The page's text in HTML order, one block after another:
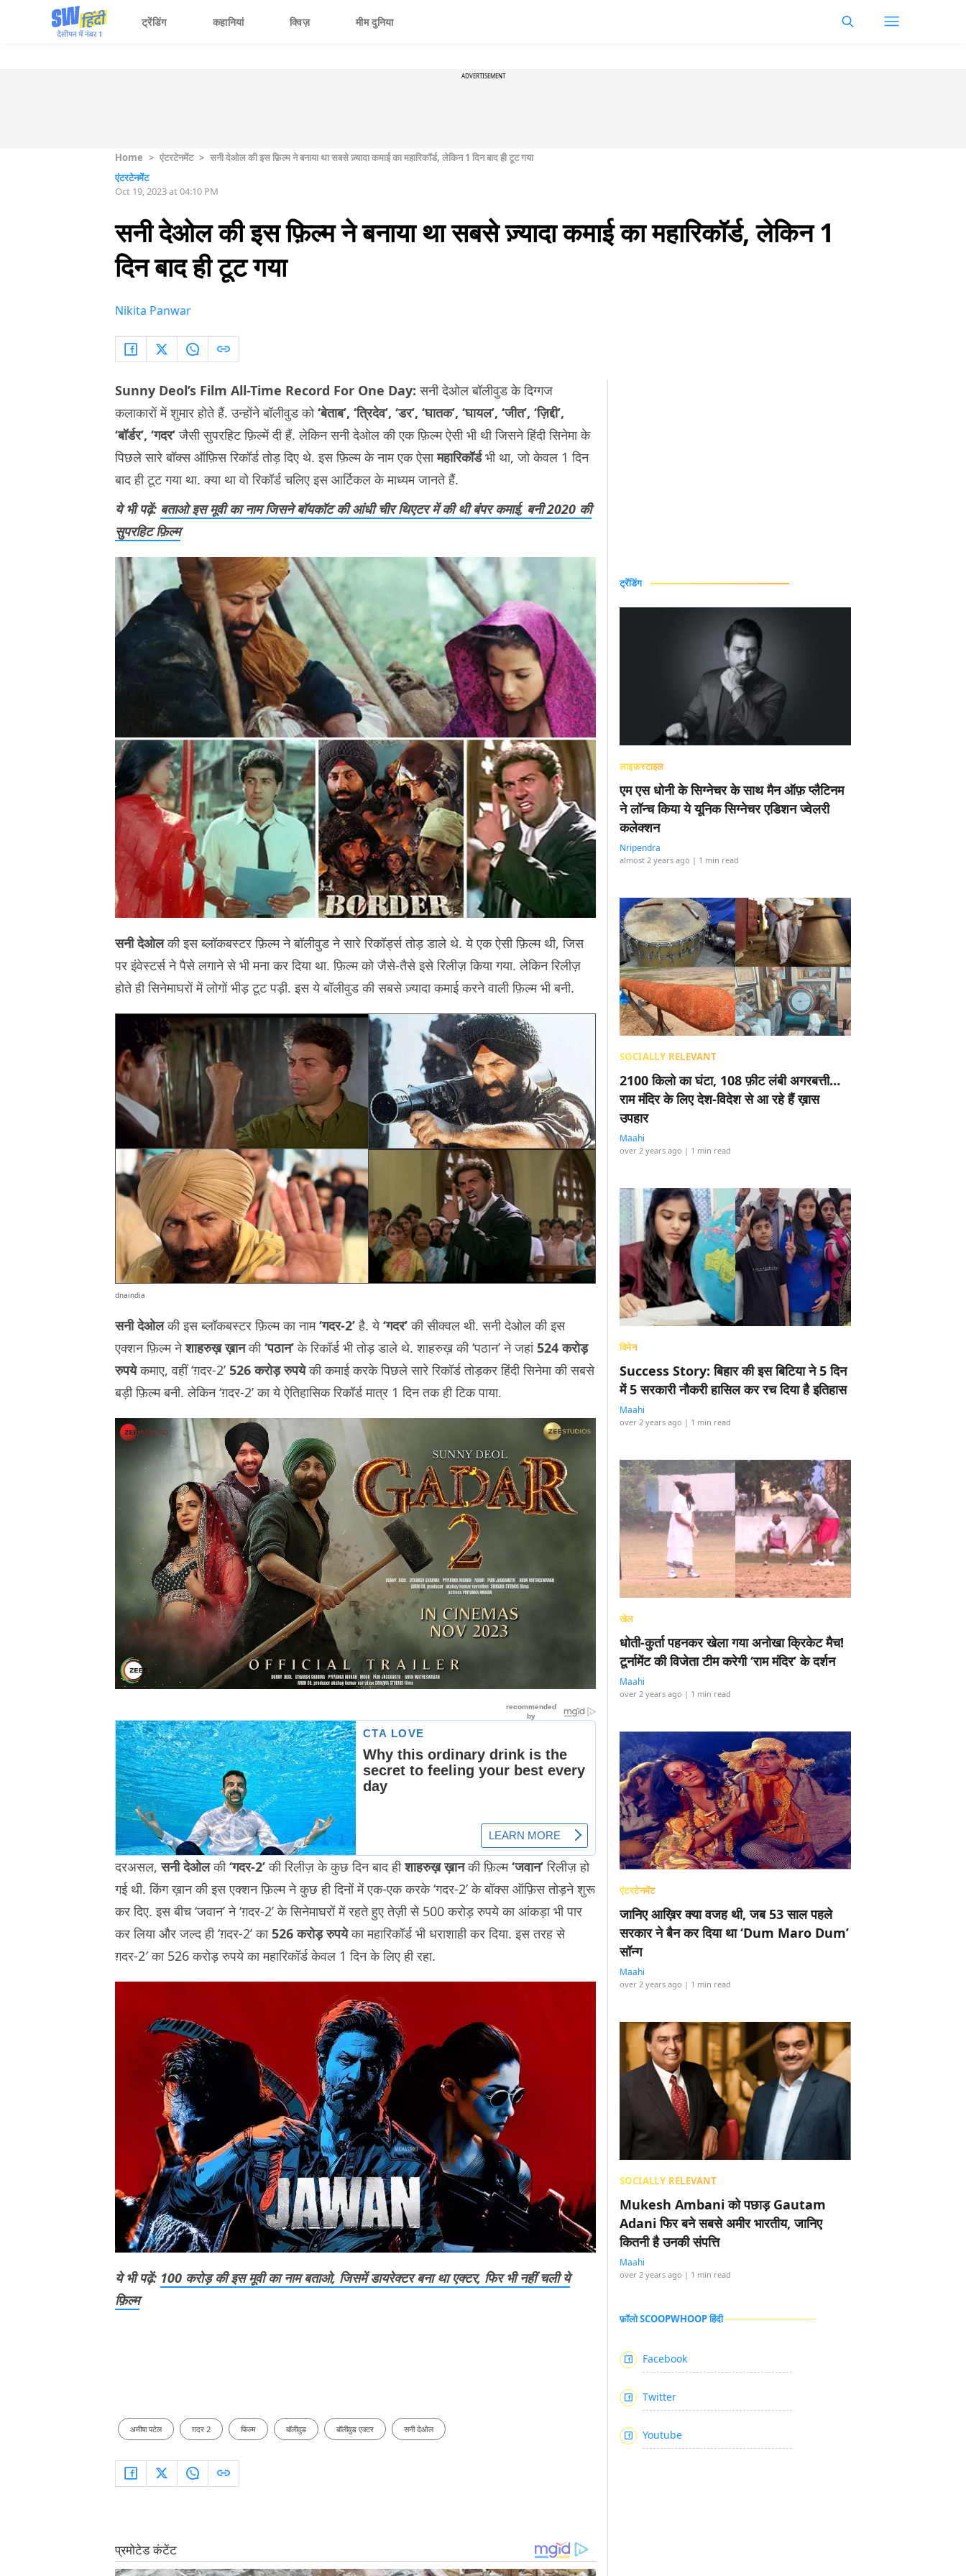
ट्रेंडिंग कहानियां क्विज़ मीम दुनिया
ADVERTISEMENT
Home > एंटरटेनमेंट > सनी देओल की इस फ़िल्म ने बनाया था सबसे ज़्यादा कमाई का महारिकॉर्ड, लेकिन 1 दिन बाद ही टूट गया
एंटरटेनमेंट
Oct 19, 2023 at 04:10 PM
सनी देओल की इस फ़िल्म ने बनाया था सबसे ज़्यादा कमाई का महारिकॉर्ड, लेकिन 1
दिन बाद ही टूट गया
Nikita Panwar
Sunny Deol’s Film All-Time Record For One Day: सनी देओल बॉलीवुड के दिग्गज
कलाकारों में शुमार होते हैं. उन्होंने बॉलीवुड को‘बेताब’, ‘त्रिदेव’, ‘डर’, ‘घातक’, ‘घायल’, ‘जीत’, ‘ज़िद्दी’,
‘बॉर्डर’, ‘गदर’जैसी सुपरहिट फ़िल्में दी हैं. लेकिन सनी देओल की एक फ़िल्म ऐसी भी थी जिसने हिंदी सिनेमा के
पिछले सारे बॉक्स ऑफ़िस रिकॉर्ड तोड़ दिए थे. इस फ़िल्म के नाम एक ऐसामहारिकॉर्डभी था, जो केवल 1 दिन
बाद ही टूट गया था. क्या था वो रिकॉर्ड चलिए इस आर्टिकल के माध्यम जानते हैं.
ये भी पढ़ें: बताओ इस मूवी का नाम जिसने बॉयकॉट की आंधी चीर थिएटर में की थी बंपर कमाई, बनी 2020 की
सुपरहिट फ़िल्म
सनी देओलकी इस ब्लॉकबस्टर फ़िल्म ने बॉलीवुड ने सारे रिकॉर्ड्स तोड़ डाले थे. ये एक ऐसी फ़िल्म थी, जिस
पर इंवेस्टर्स ने पैसे लगाने से भी मना कर दिया था. फ़िल्म को जैसे-तैसे इसे रिलीज़ किया गया. लेकिन रिलीज़
होते ही सिनेमाघरों में लोगों भीड़ टूट पड़ी. इस ये बॉलीवुड की सबसे ज़्यादा कमाई करने वाली फ़िल्म भी बनी.
dnaindia
सनी देओलकी इस ब्लॉकबस्टर फ़िल्म का नाम‘गदर-2’है. ये‘गदर’की सीक्वल थी. सनी देओल की इस
एक्शन फ़िल्म नेशाहरुख़ ख़ानकी‘पठान’के रिकॉर्ड भी तोड़ डाले थे. शाहरुख़ की ‘पठान’ ने जहां 524 करोड़
रुपयेकमाए, वहीं ‘ग़दर-2’ 526 करोड़ रुपयेकी कमाई करके पिछले सारे रिकॉर्ड तोड़कर हिंदी सिनेमा की सबसे
बड़ी फ़िल्म बनी. लेकिन ‘ग़दर-2’ का ये ऐतिहासिक रिकॉर्ड मात्र 1 दिन तक ही टिक पाया.
दरअसल,सनी देओलकी‘गदर-2’की रिलीज़ के कुछ दिन बाद हीशाहरुख़ ख़ानकी फ़िल्म‘जवान’रिलीज़ हो
गई थी. किंग ख़ान की इस एक्शन फ़िल्म ने कुछ ही दिनों में एक-एक करके ‘गदर-2’ के बॉक्स ऑफ़िस तोड़ने शुरू
कर दिए. इस बीच ‘जवान’ ने ‘ग़दर-2’ के सिनेमाघरों में रहते हुए तेज़ी से 500 करोड़ रुपये का आंकड़ा भी पार
कर लिया और जल्द ही ‘ग़दर-2’ का 526 करोड़ रुपयेका महारिकॉर्ड भी धराशाही कर दिया. इस तरह से
ग़दर-2′ का 526 करोड़ रुपये का महारिकॉर्ड केवल 1 दिन के लिए ही रहा.
ये भी पढ़ें: 100 करोड़ की इस मूवी का नाम बताओ, जिसमें डायरेक्टर बना था एक्टर, फिर भी नहीं चली ये
फ़िल्म
अमीषा पटेल ग़दर 2 फिल्म बॉलीवुड बॉलीवुड एक्टर सनी देओल
ट्रेंडिंग
लाइफ़स्टाइल
एम एस धोनी के सिग्नेचर के साथ मैन ऑफ़ प्लैटिनम
ने लॉन्च किया ये यूनिक सिग्नेचर एडिशन ज्वेलरी
कलेक्शन
Nripendra
almost 2 years ago | 1 min read
SOCIALLY RELEVANT
2100 किलो का घंटा, 108 फ़ीट लंबी अगरबत्ती…
राम मंदिर के लिए देश-विदेश से आ रहे हैं ख़ास
उपहार
Maahi
over 2 years ago | 1 min read
विमेन
Success Story: बिहार की इस बिटिया ने 5 दिन
में 5 सरकारी नौकरी हासिल कर रच दिया है इतिहास
Maahi
over 2 years ago | 1 min read
खेल
धोती-कुर्ता पहनकर खेला गया अनोखा क्रिकेट मैच!
टूर्नामेंट की विजेता टीम करेगी ‘राम मंदिर’ के दर्शन
Maahi
over 2 years ago | 1 min read
एंटरटेनमेंट
जानिए आख़िर क्या वजह थी, जब 53 साल पहले
सरकार ने बैन कर दिया था ‘Dum Maro Dum’
सॉन्ग
Maahi
over 2 years ago | 1 min read
SOCIALLY RELEVANT
Mukesh Ambani को पछाड़ Gautam
Adani फिर बने सबसे अमीर भारतीय, जानिए
कितनी है उनकी संपत्ति
Maahi
over 2 years ago | 1 min read
फ़ॉलो SCOOPWHOOP हिंदी
Facebook
Twitter
Youtube